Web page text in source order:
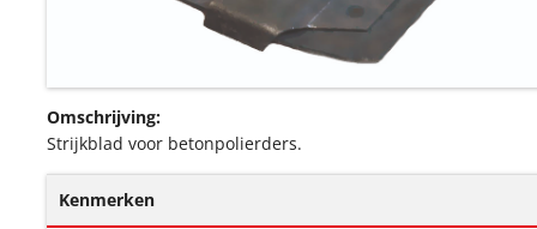
Omschrijving:
Strijkblad voor betonpolierders.
Kenmerken